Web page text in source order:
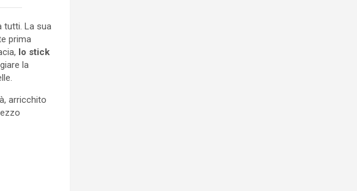
tutti. La sua
prima
lo stick
la
arricchito